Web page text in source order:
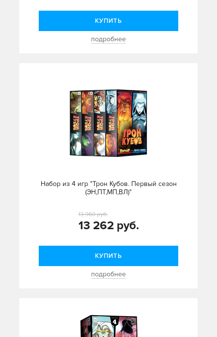
КУПИТЬ
подробнее
Набор из 4 игр "Трон Кубов. Первый сезон
(ЭН,ПТ,МП,ВЛ)"
13 262 руб.
13 960 руб.
КУПИТЬ
подробнее